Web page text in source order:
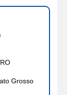
Grosso